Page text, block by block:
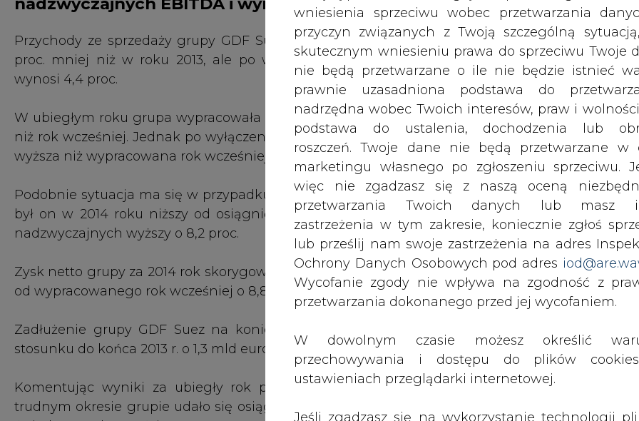
przyczyn związanych z Twoją szczególną
skutecznym wniesieniu prawa do sprzeciwu Twoje
nie będą przetwarzane o ile nie będzie istnieć
prawnie uzasadniona podstawa do
nadrzędna wobec Twoich interesów, praw i
podstawa do ustalenia, dochodzenia lub
roszczeń. Twoje dane nie będą przetwarzane w
marketingu własnego po zgłoszeniu sprzeciwu.
więc nie zgadzasz się z naszą oceną
przetwarzania Twoich danych lub masz
zastrzeżenia w tym zakresie, koniecznie zgłoś
lub prześlij nam swoje zastrzeżenia na adres
Ochrony Danych Osobowych pod adres
Wycofanie zgody nie wpływa na zgodność z
przetwarzania dokonanego przed jej wycofaniem.
przechowywania i dostępu do plików
ustawieniach przeglądarki internetowej.
cookies wystarczy kliknąć poniższy przycisk
Przychody ze sprzedaży grupy GDF Suez za ubiegły rok osiągnęły poziom 74,7 mld euro. To
proc. mniej niż w roku 2013, ale po wyłączeniu czynników nadzwyczajnych spadek jest
wynosi 4,4 proc.
W ubiegłym roku grupa wypracowała zysk EBITDA na poziomie 12,1 mld euro, czyli o 6,7 proc.
niż rok wcześniej. Jednak po wyłączeniu czynników nadzwyczajnych EBITDA GDF Suez za
wyższa niż wypracowana rok wcześniej o 2,4 proc.
Podobnie sytuacja ma się w przypadku zysku operacyjnego, który wyniósł 7,2 mld euro.
był on w 2014 roku niższy od osiągniętego rok wcześniej o 6,6 proc., a po wyłączeniu
nadzwyczajnych wyższy o 8,2 proc.
Zysk netto grupy za 2014 rok skorygowany o czynniki nadzwyczajne wyniósł 3,1 mld euro i był
od wypracowanego rok wcześniej o 8,8 proc.
Zadłużenie grupy GDF Suez na koniec ubiegłego roku wyniosło 27,5 mld euro i obniżyło
stosunku do końca 2013 r. o 1,3 mld euro.
Komentując wyniki za ubiegły rok prezes GDF Suez Gérard Mestrallet podkreśla, że w
trudnym okresie grupie udało się osiągnąć wszystkie cele finansowe na rok 2014, co w jego
świadczy o odporności GDF Suez na mocno zmieniające się warunki na rynku energii.